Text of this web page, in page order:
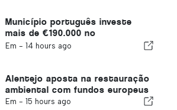
Município português investe
mais de €190.000 no
abastecimento de água
Em - 14 hours ago
Alentejo aposta na restauração
ambiental com fundos europeus
Em - 15 hours ago